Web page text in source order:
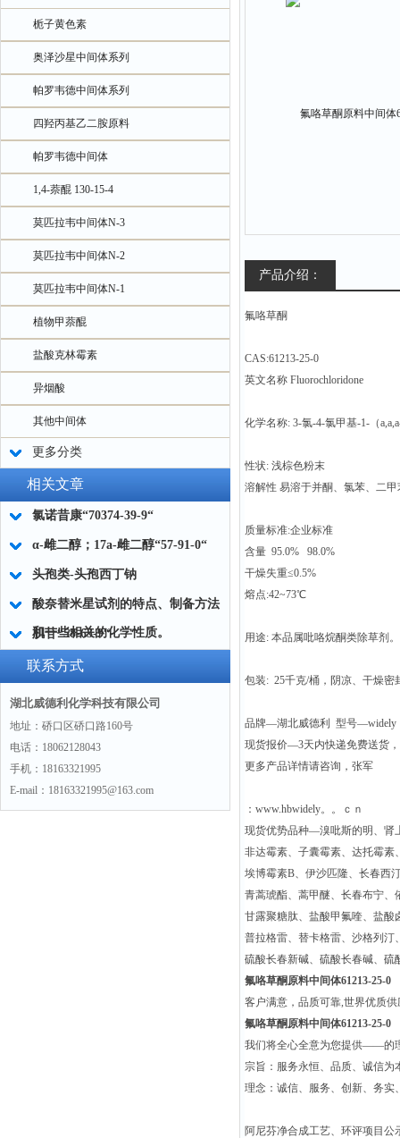
栀子黄色素
奥泽沙星中间体系列
帕罗韦德中间体系列
四羟丙基乙二胺原料
帕罗韦德中间体
1,4-萘醌 130-15-4
莫匹拉韦中间体N-3
莫匹拉韦中间体N-2
莫匹拉韦中间体N-1
植物甲萘醌
盐酸克林霉素
异烟酸
其他中间体
更多分类
相关文章
氯诺昔康“70374-39-9“
α-雌二醇；17a-雌二醇“57-91-0“
头孢类-头孢西丁钠
酸奈替米星试剂的特点、制备方法
和一些相关的化学性质。
肌苷“58-63-9“
联系方式
湖北威德利化学科技有限公司
地址：硚口区硚口路160号
电话：18062128043
手机：18163321995
E-mail：18163321995@163.com
产品介绍：
氟咯草酮
CAS:61213-25-0
英文名称 Fluorochloridone
化学名称: 3-氯-4-氯甲基-1-（
性状: 浅棕色粉末
溶解性 易溶于并酮、氯苯、二甲
质量标准:企业标准
含量 95.0% 98.0%
干燥失重≤0.5%
熔点:42~73℃
用途: 本品属吡咯烷酮类除草剂。
包装: 25千克/桶，阴凉、干燥密
品牌—湖北威德利 型号—widely
现货报价—3天内快递免费送货
更多产品详情请咨询，张军
：www.hbwidely。。ｃｎ
现货优势品种—溴吡斯的明、肾
非达霉素、子囊霉素、达托霉素
埃博霉素B、伊沙匹隆、长春西
青蒿琥酯、蒿甲醚、长春布宁
甘露聚糖肽、盐酸甲氟喹、盐酸
普拉格雷、替卡格雷、沙格列汀
硫酸长春新碱、硫酸长春碱、硫
氟咯草酮原料中间体61213-25-0
客户满意，品质可靠,世界优质
氟咯草酮原料中间体61213-25-0
我们将全心全意为您提供——的
宗旨：服务永恒、品质、诚信
理念：诚信、服务、创新、务实
阿尼芬净合成工艺、环评项目